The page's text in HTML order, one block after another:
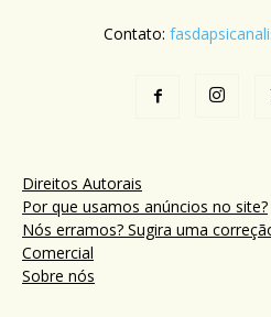
Contato:
Direitos Autorais
Por que usamos anúncios no site?
Nós erramos? Sugira uma
Comercial
Sobre nós